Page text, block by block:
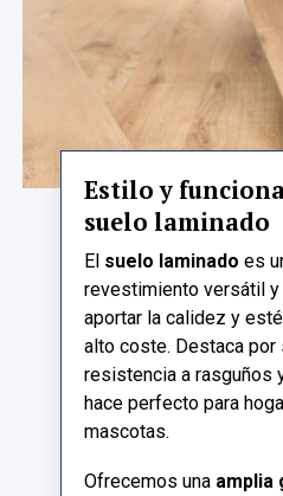
Estilo y
suelo laminado
El suelo laminado es
revestimiento versátil y
aportar la calidez y
alto coste. Destaca por
resistencia a rasguños
hace perfecto para
mascotas.
Ofrecemos una amplia